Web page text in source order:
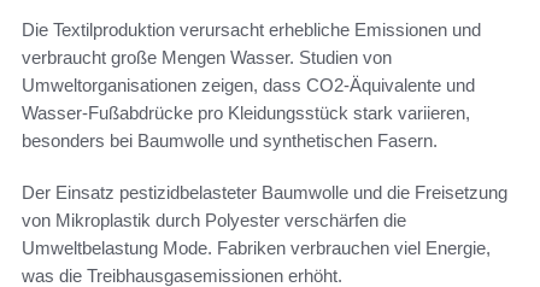
Die Textilproduktion verursacht erhebliche Emissionen und
verbraucht große Mengen Wasser. Studien von
Umweltorganisationen zeigen, dass CO2-Äquivalente und
Wasser-Fußabdrücke pro Kleidungsstück stark variieren,
besonders bei Baumwolle und synthetischen Fasern.
Der Einsatz pestizidbelasteter Baumwolle und die Freisetzung
von Mikroplastik durch Polyester verschärfen die
Umweltbelastung Mode. Fabriken verbrauchen viel Energie,
was die Treibhausgasemissionen erhöht.